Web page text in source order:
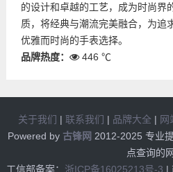
的设计和卓越的工艺，成为时尚界
质，将经典与潮流完美融合，为追
优雅而时尚的手表选择。
品牌热度：
446 ℃
关于我们 | 联系我们 | 品牌大全| 网
Powered by 古锋网 2012-2025 专业
点查询的
工信部备案： 浙ICP备16025213号-3 |